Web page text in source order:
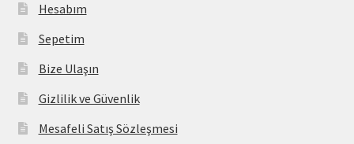
Hesabım
Sepetim
Bize Ulaşın
Gizlilik ve Güvenlik
Mesafeli Satış Sözleşmesi